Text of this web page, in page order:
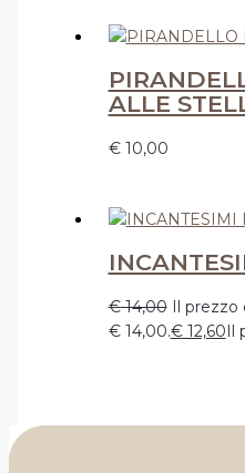
ALLE
€10,00
€14,00 Il prezzo
€ 14,00.€12,60Il